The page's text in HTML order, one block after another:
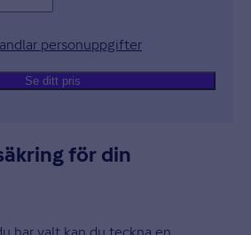
personuppgifter
Se ditt pris
för din